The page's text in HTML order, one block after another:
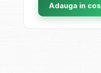
Adauga in cos